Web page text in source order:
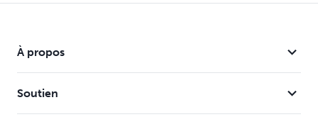
À propos
Soutien